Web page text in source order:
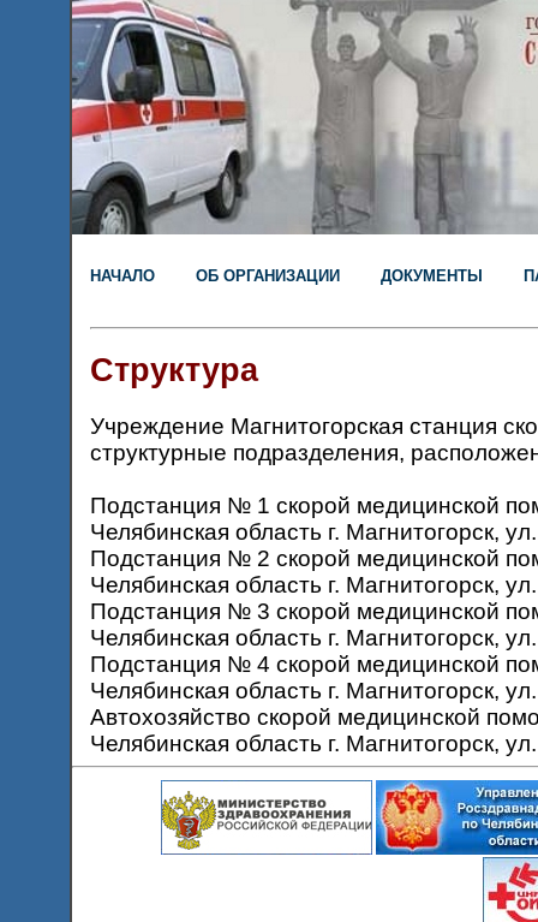
НАЧАЛО ОБ ОРГАНИЗАЦИИ ДОКУМЕНТЫ
Структура
Учреждение Магнитогорская станция
структурные подразделения,
Подстанция № 1 скорой медицинской
Челябинская область г. Магнитогорск,
Подстанция № 2 скорой медицинской
Челябинская область г. Магнитогорск,
Подстанция № 3 скорой медицинской
Челябинская область г. Магнитогорск,
Подстанция № 4 скорой медицинской
Челябинская область г. Магнитогорск,
Автохозяйство скорой медицинской
Челябинская область г. Магнитогорск,